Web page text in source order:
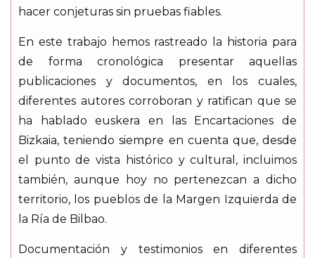
hacer conjeturas sin pruebas fiables.
En este trabajo hemos rastreado la historia para
de forma cronológica presentar aquellas
publicaciones y documentos, en los cuales,
diferentes autores corroboran y ratifican que se
ha hablado euskera en las Encartaciones de
Bizkaia, teniendo siempre en cuenta que, desde
el punto de vista histórico y cultural, incluimos
también, aunque hoy no pertenezcan a dicho
territorio, los pueblos de la Margen Izquierda de
la Ría de Bilbao.
Documentación y testimonios en diferentes